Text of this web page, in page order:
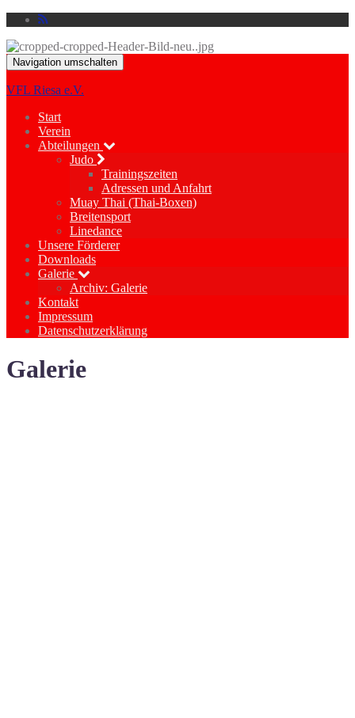
Navigation umschalten
VFL Riesa e.V.
Start
Verein
Abteilungen
Judo
Trainingszeiten
Adressen und Anfahrt
Muay Thai (Thai-Boxen)
Breitensport
Linedance
Unsere Förderer
Downloads
Galerie
Archiv: Galerie
Kontakt
Impressum
Datenschutzerklärung
Galerie